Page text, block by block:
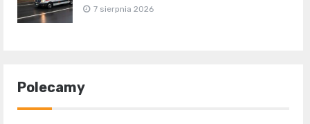
7 sierpnia 2026
Polecamy